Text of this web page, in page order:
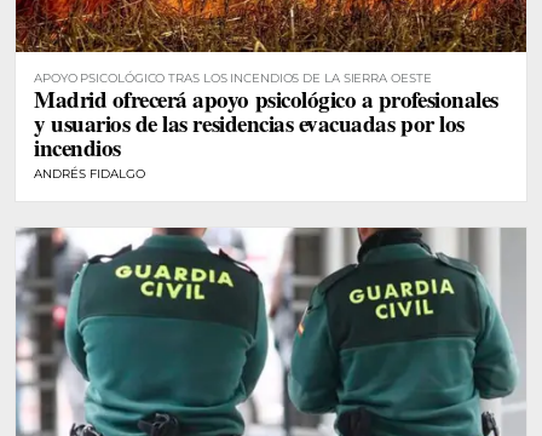
APOYO PSICOLÓGICO TRAS LOS INCENDIOS DE LA SIERRA OESTE
Madrid ofrecerá apoyo psicológico a profesionales
y usuarios de las residencias evacuadas por los
incendios
ANDRÉS FIDALGO